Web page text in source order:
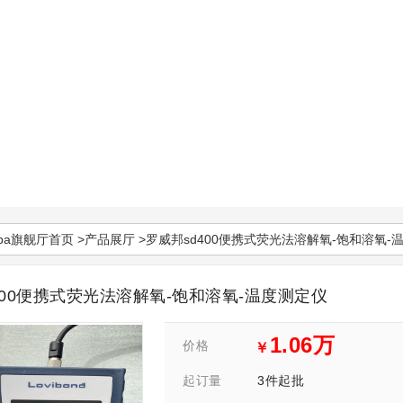
旗舰厅首页 >产品展厅 >罗威邦sd400便携式荧光法溶解氧-饱和溶氧-
便携式荧光法溶解氧-饱和溶氧-温度测定仪
价格 ￥ 1.06万
起订量 3件起批